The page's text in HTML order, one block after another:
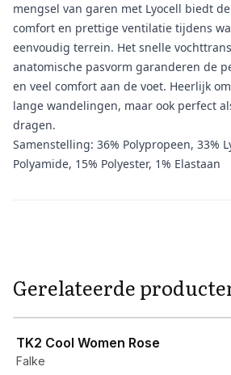
mengsel van garen met Lyocell biedt
comfort en prettige ventilatie tijdens
eenvoudig terrein. Het snelle
anatomische pasvorm garanderen de
en veel comfort aan de voet. Heerlijk
lange wandelingen, maar ook perfect
dragen.
Samenstelling: 36% Polypropeen, 33%
Polyamide, 15% Polyester, 1% Elastaan
Gerelateerde
TK2 Cool Women Rose
Falke